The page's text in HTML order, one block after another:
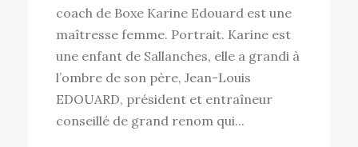
coach de Boxe Karine Edouard est une
maîtresse femme. Portrait. Karine est
une enfant de Sallanches, elle a grandi à
l’ombre de son père, Jean-Louis
EDOUARD, président et entraîneur
conseillé de grand renom qui...